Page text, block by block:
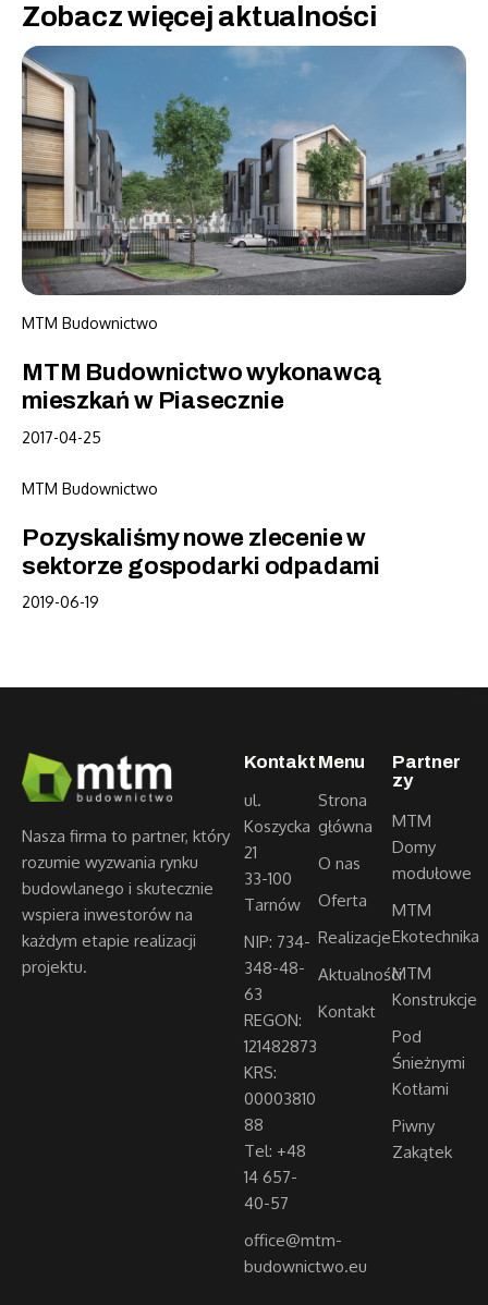
Zobacz więcej aktualności
MTM Budownictwo
MTM Budownictwo wykonawcą
mieszkań w Piasecznie
2017-04-25
MTM Budownictwo
Pozyskaliśmy nowe zlecenie w
sektorze gospodarki odpadami
2019-06-19
Nasza firma to partner, który
rozumie wyzwania rynku
budowlanego i skutecznie
wspiera inwestorów na
każdym etapie realizacji
projektu.
Kontakt
ul.
Koszycka
21
33-100
Tarnów
NIP: 734-
348-48-
63
REGON:
121482873
KRS:
00003810
88
Tel: +48
14 657-
40-57
office@mtm-
budownictwo.eu
Menu
Strona
główna
O nas
Oferta
Realizacje
Aktualności
Kontakt
Partner
zy
MTM
Domy
modułowe
MTM
Ekotechnika
MTM
Konstrukcje
Pod
Śnieżnymi
Kotłami
Piwny
Zakątek